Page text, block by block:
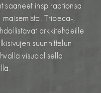
saaneet inspiraationsa
Tribeca-,
arkkitehdeille
suunnittelun
visuaalisella
saaneet inspiraationsa
Tribeca-,
arkkitehdeille
suunnittelun
visuaalisella
saaneet inspiraationsa
Tribeca-,
arkkitehdeille
suunnittelun
visuaalisella